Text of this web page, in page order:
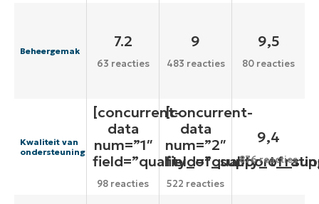
Beheergemak
7.2
63 reacties
9
483 reacties
9,5
80 reacties
Kwaliteit van
ondersteuning
[concurrent-
data
num=”1″
98 reacties
[concurrent-
data
num=”2″
522 reacties
9,4
876 reacties